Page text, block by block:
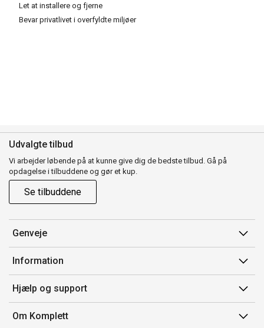
Let at installere og fjerne
Bevar privatlivet i overfyldte miljøer
Udvalgte tilbud
Vi arbejder løbende på at kunne give dig de bedste tilbud. Gå på
opdagelse i tilbuddene og gør et kup.
Se tilbuddene
Genveje
Min side
Ordrehistorik
Gavekort
Information
Salgsbetingelser
Mærker/producent
Fortrydelsesret
Hjælp og support
Kontakt os
Om Komplett